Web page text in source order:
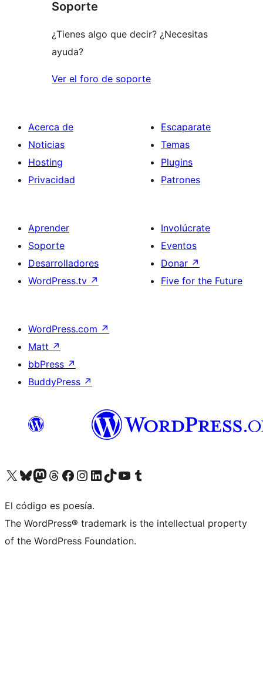
Soporte
¿Tienes algo que decir? ¿Necesitas
ayuda?
Ver el foro de soporte
Acerca de
Noticias
Hosting
Privacidad
Escaparate
Temas
Plugins
Patrones
Aprender
Soporte
Desarrolladores
WordPress.tv ↗
Involúcrate
Eventos
Donar ↗
Five for the Future
WordPress.com ↗
Matt ↗
bbPress ↗
BuddyPress ↗
Visita nuestra cuenta de X (anteriormente Twitter)
Visita nuestra cuenta de Bluesky
Visita nuestra cuenta de Mastodon
Visita nuestra cuenta de Threads
Visita nuestra página de Facebook
Visita nuestra cuenta de Instagram
Visita nuestra cuenta de LinkedIn
Visita nuestra cuenta de TikTok
Visita nuestro canal de YouTube
Visita nuestra cuenta de Tumblr
El código es poesía.
The WordPress® trademark is the intellectual property
of the WordPress Foundation.